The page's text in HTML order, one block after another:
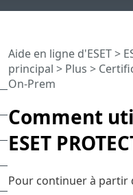
Comment
ESET
Aide en ligne d'ESET>
principal > Plus >
On-Prem
Pour continuer à partir